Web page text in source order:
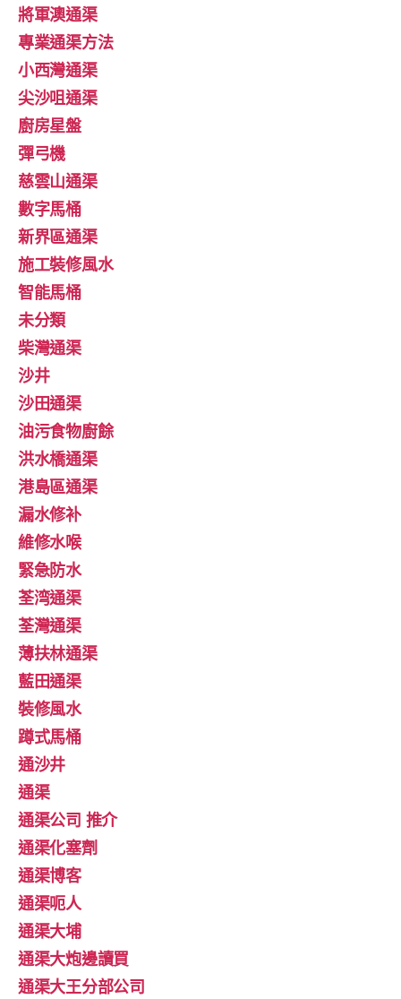
將軍澳通渠
專業通渠方法
小西灣通渠
尖沙咀通渠
廚房星盤
彈弓機
慈雲山通渠
數字馬桶
新界區通渠
施工裝修風水
智能馬桶
未分類
柴灣通渠
沙井
沙田通渠
油污食物廚餘
洪水橋通渠
港島區通渠
漏水修补
維修水喉
緊急防水
荃湾通渠
荃灣通渠
薄扶林通渠
藍田通渠
裝修風水
蹲式馬桶
通沙井
通渠
通渠公司 推介
通渠化塞劑
通渠博客
通渠呃人
通渠大埔
通渠大炮邊讀買
通渠大王分部公司